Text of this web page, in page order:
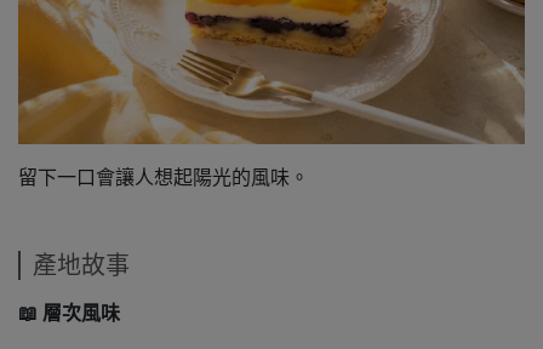
留下一口會讓人想起陽光的風味。
產地故事
📖 層次風味